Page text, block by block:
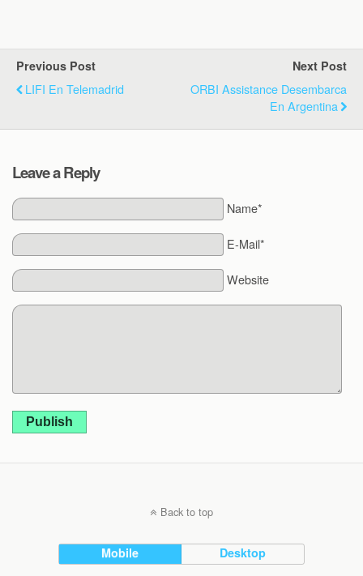
Previous Post
LIFI En Telemadrid
Next Post
ORBI Assistance Desembarca
En Argentina
Leave a Reply
Name*
E-Mail*
Website
Publish
Back to top
Mobile Desktop